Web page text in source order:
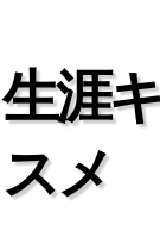
生涯
スメ